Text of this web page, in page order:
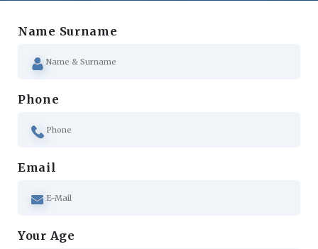
Name Surname
Phone
Email
Your Age